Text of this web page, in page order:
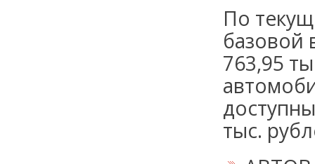
По
базовой
763,95
тыс.